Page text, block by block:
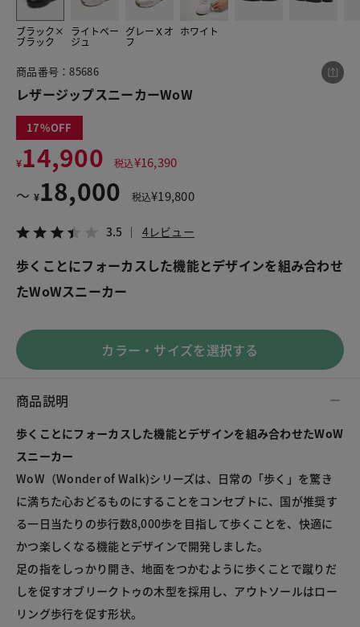
ブラック×
ブラック
ライトベー
ジュ
グレーＸオ
フ
ホワイト
商品番号：85686
レザージップスニーカーWoW
17
¥14,900 税込¥16,390
〜 ¥18,000 税込¥19,800
3.5 4レビュー
歩くことにフォーカスした機能とデザインを組み合わせ
たWoWスニーカー
カラー・サイズを選択する
商品説明
歩くことにフォーカスした機能とデザインを組み合わせたWoW
スニーカー
WoW（Wonder of Walk)シリーズは、日常の「歩く」を驚き
に満ちた心おどるものにすることをコンセプトに、国が推奨す
る一日当たりの歩行数8,000歩を目指して歩くことを、快適に
かつ楽しくなる機能とデザインで開発しました。
足の指をしっかり開き、地面をつかむように歩くことで蹴りだ
しを促すオブリークトゥの木型を採用し、アウトソールはロー
リング歩行を促す形状。
この商品をシェアする
¥18,000
税込¥19,800
LINE X メール